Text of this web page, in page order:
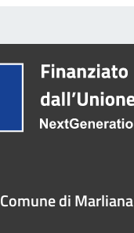
Comune di Marliana